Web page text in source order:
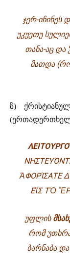
ᲯᲔᲠ-ᲘᲩᲘᲜᲔᲡ
ᲣᲙᲣᲔᲗᲣ
ᲗᲐᲜᲐ-ᲐᲪ
ᲛᲐᲗᲓᲐ
ზ)
(ერთადერთხელ
ἈΦΟΡΊΣΑΤΕ
ΕἸΣ ΤῸ Ἔ
ᲣᲤᲚᲘᲡ
ᲠᲝᲛ
ᲑᲐᲠᲜᲐᲑᲐ